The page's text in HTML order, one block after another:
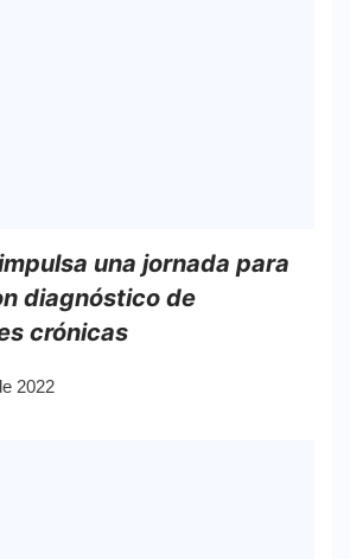
una jornada para
diagnóstico de
crónicas
2022